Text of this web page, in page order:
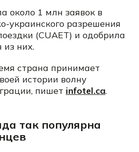
около 1 млн заявок в
украинского разрешения
(CUAET) и одобрила
из них.
страна принимает
истории волну
пишет infotel.ca.
так популярна